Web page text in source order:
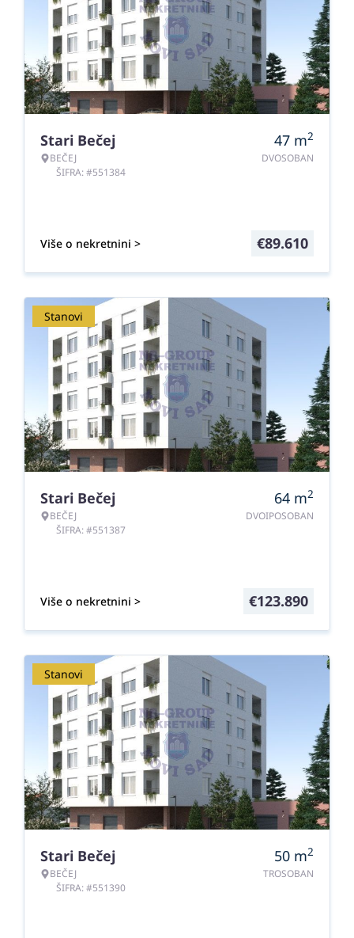
Stari Bečej
BEČEJ
ŠIFRA: #551384
47 m2
DVOSOBAN
Više o nekretnini > €89.610
Stanovi
Stari Bečej
BEČEJ
ŠIFRA: #551387
64 m2
DVOIPOSOBAN
Više o nekretnini > €123.890
Stanovi
Stari Bečej
BEČEJ
ŠIFRA: #551390
50 m2
TROSOBAN